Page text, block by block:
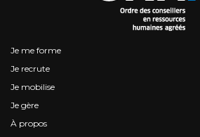
Je me forme
Je recrute
Je mobilise
Je gère
À propos